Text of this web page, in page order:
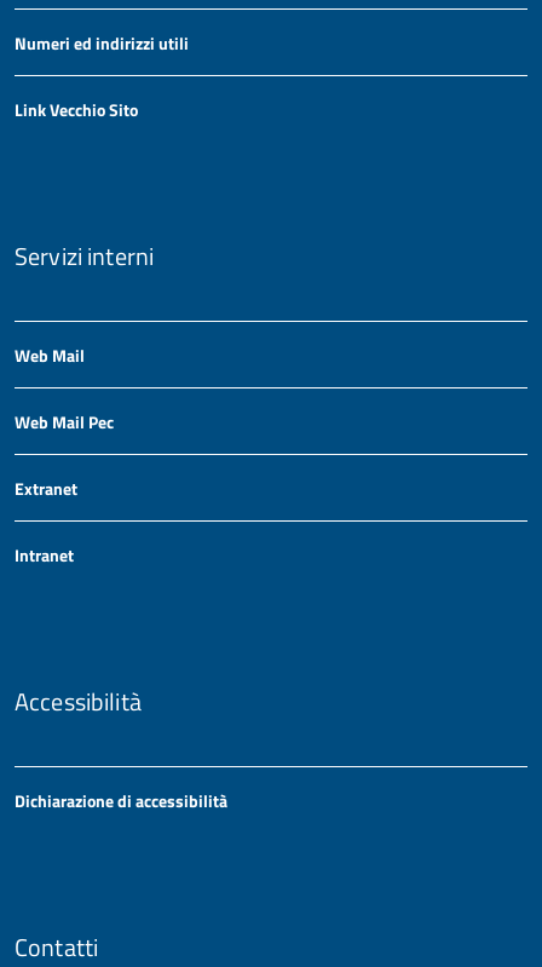
Numeri ed indirizzi utili
Link Vecchio Sito
Servizi interni
Web Mail
Web Mail Pec
Extranet
Intranet
Accessibilità
Dichiarazione di accessibilità
Contatti